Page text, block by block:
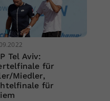
Tel Aviv:
für
Miedler,
für